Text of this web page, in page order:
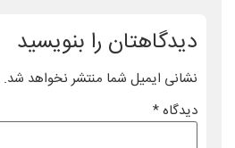
دیدگاهتان را بنویسید
نشانی ایمیل شما منتشر نخواهد شد.
دیدگاه*